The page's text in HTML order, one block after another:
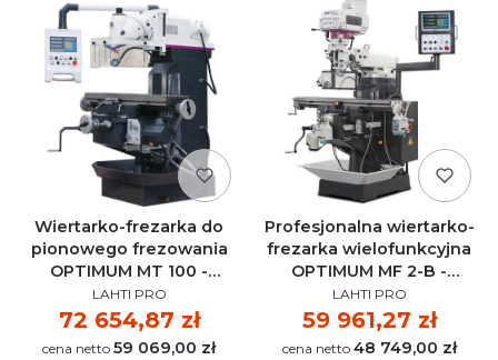
Wiertarko-frezarka do
pionowego frezowania
OPTIMUM MT 100 -
3336110
PRODUCENT
LAHTI PRO
Cena
72 654,87 zł
Cena 59 069,00 zł
Profesjonalna wiertarko-
frezarka wielofunkcyjna
OPTIMUM MF 2-B -
3348330
PRODUCENT
LAHTI PRO
Cena
59 961,27 zł
Cena 48 749,00 zł